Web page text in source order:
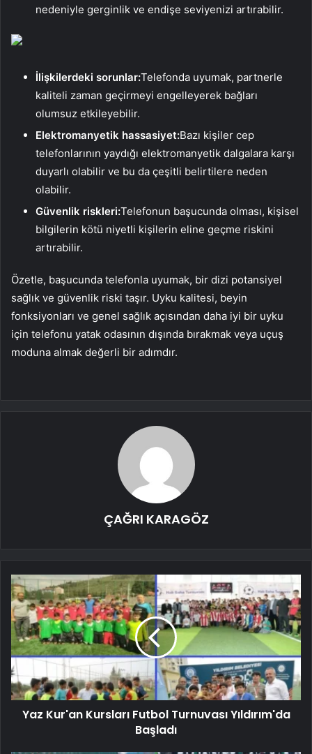
nedeniyle gerginlik ve endişe seviyenizi artırabilir.
İlişkilerdeki sorunlar:Telefonda uyumak, partnerle
kaliteli zaman geçirmeyi engelleyerek bağları
olumsuz etkileyebilir.
Elektromanyetik hassasiyet:Bazı kişiler cep
telefonlarının yaydığı elektromanyetik dalgalara karşı
duyarlı olabilir ve bu da çeşitli belirtilere neden
olabilir.
Güvenlik riskleri:Telefonun başucunda olması, kişisel
bilgilerin kötü niyetli kişilerin eline geçme riskini
artırabilir.
Özetle, başucunda telefonla uyumak, bir dizi potansiyel
sağlık ve güvenlik riski taşır. Uyku kalitesi, beyin
fonksiyonları ve genel sağlık açısından daha iyi bir uyku
için telefonu yatak odasının dışında bırakmak veya uçuş
moduna almak değerli bir adımdır.
ÇAĞRI KARAGÖZ
Yaz Kur'an Kursları Futbol Turnuvası Yıldırım'da
Başladı